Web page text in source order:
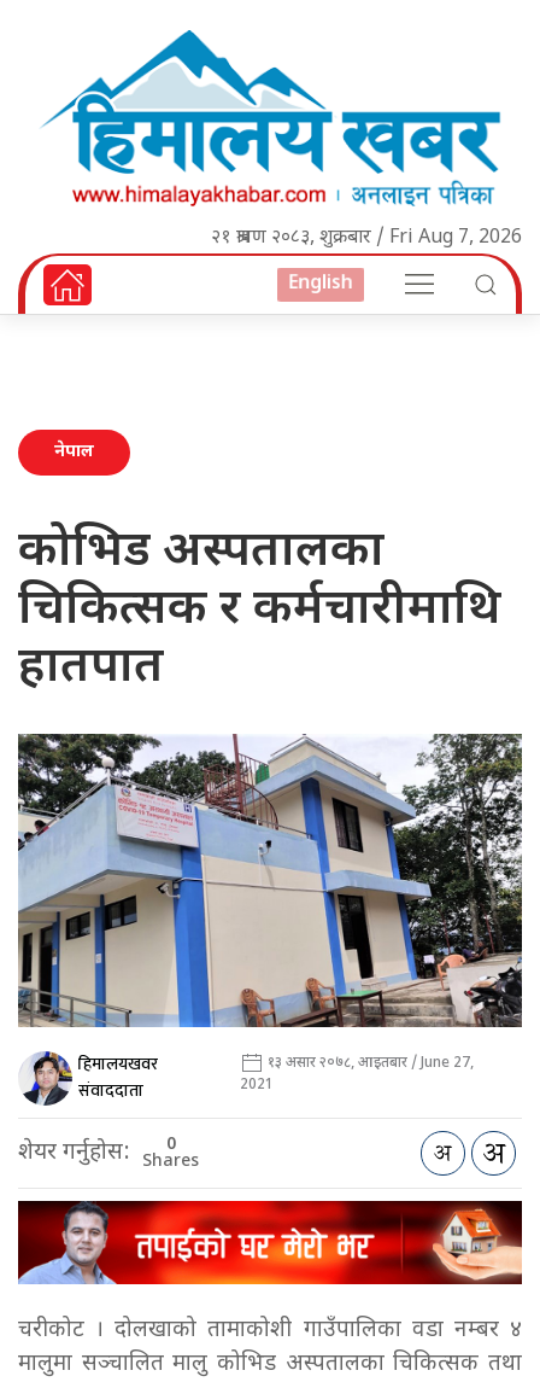
२१ श्रावण २०८३, शुक्रबार / Fri Aug 7, 2026
English
नेपाल
कोभिड अस्पतालका
चिकित्सक र कर्मचारीमाथि
हातपात
हिमालयखवर
संवाददाता
१३ असार २०७८, आइतबार / June 27,
2021
शेयर गर्नुहोस: 0
Shares
चरीकोट । दोलखाको तामाकोशी गाउँपालिका वडा नम्बर ४
मालुमा सञ्चालित मालु कोभिड अस्पतालका चिकित्सक तथा